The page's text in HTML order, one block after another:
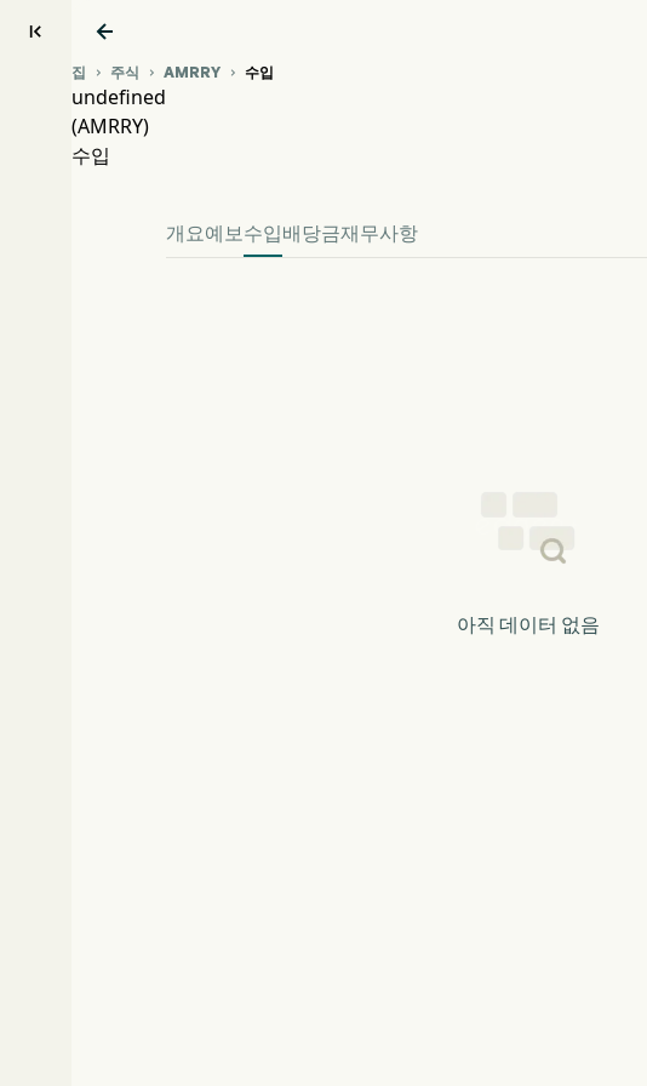
 
집  주식  AMRRY  수입
undefined
(AMRRY)
수입
개요예보수입배당금재무사항
아직 데이터 없음